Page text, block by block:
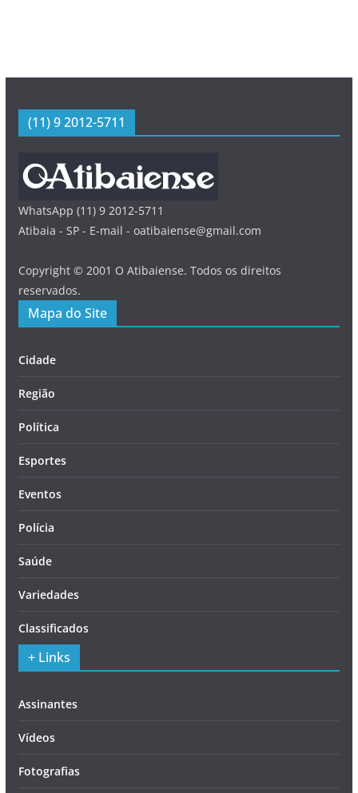
(11) 9 2012-5711
WhatsApp (11) 9 2012-5711
Atibaia - SP - E-mail - oatibaiense@gmail.com
Copyright © 2001 O Atibaiense. Todos os direitos
reservados.
Mapa do Site
Cidade
Região
Política
Esportes
Eventos
Polícia
Saúde
Variedades
Classificados
+ Links
Assinantes
Vídeos
Fotografias